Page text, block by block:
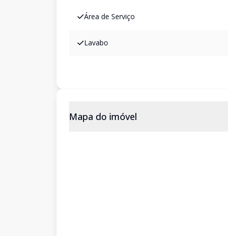
Área de Serviço
Lavabo
Mapa do imóvel